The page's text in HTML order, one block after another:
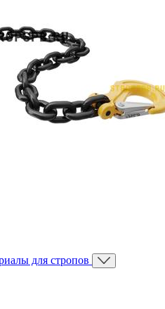
для стропов